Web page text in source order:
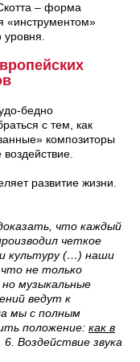
– форма
«инструментом»
бедно
с тем, как
композиторы
развитие жизни.
что каждый
четкое
культуру (…) наши
что не только
музыкальные
ведут к
мы с полным
положение: как в
6. Воздействие звука